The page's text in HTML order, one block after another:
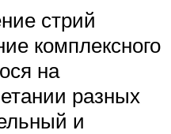
стрий
комплексного
на
разных
и